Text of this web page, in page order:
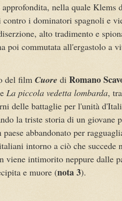
nella quale Klems
i dominatori spagnoli e
alto tradimento e
poi commutata all'ergastolo a
del film Cuore di Romano
La piccola vedetta lombarda,
delle battaglie per l'unità
la triste storia di un giovane
abbandonato per
intorno a ciò che
viene intimorito neppure dalle
e muore (nota 3).